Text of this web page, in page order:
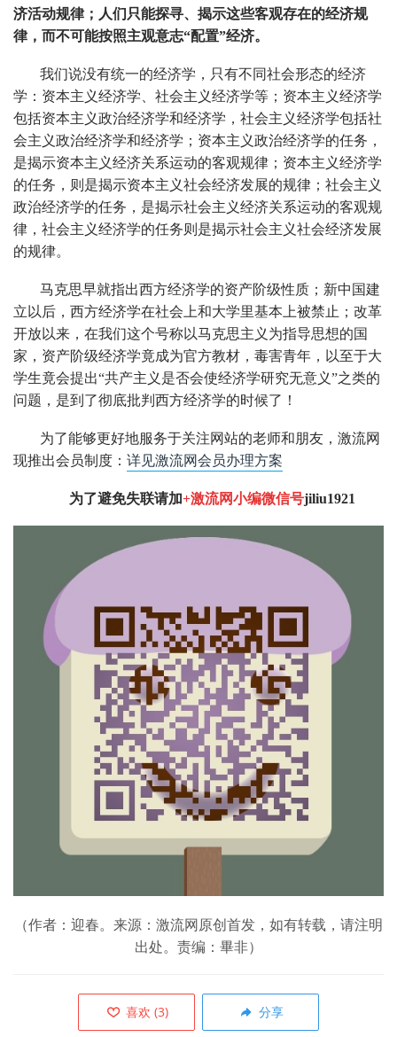
济活动规律；人们只能探寻、揭示这些客观存在的经济规
律，而不可能按照主观意志“配置”经济。
我们说没有统一的经济学，只有不同社会形态的经济
学：资本主义经济学、社会主义经济学等；资本主义经济学
包括资本主义政治经济学和经济学，社会主义经济学包括社
会主义政治经济学和经济学；资本主义政治经济学的任务，
是揭示资本主义经济关系运动的客观规律；资本主义经济学
的任务，则是揭示资本主义社会经济发展的规律；社会主义
政治经济学的任务，是揭示社会主义经济关系运动的客观规
律，社会主义经济学的任务则是揭示社会主义社会经济发展
的规律。
马克思早就指出西方经济学的资产阶级性质；新中国建
立以后，西方经济学在社会上和大学里基本上被禁止；改革
开放以来，在我们这个号称以马克思主义为指导思想的国
家，资产阶级经济学竟成为官方教材，毒害青年，以至于大
学生竟会提出“共产主义是否会使经济学研究无意义”之类的
问题，是到了彻底批判西方经济学的时候了！
为了能够更好地服务于关注网站的老师和朋友，激流网
现推出会员制度： 详见激流网会员办理方案
为了避免失联请加+激流网小编微信号jiliu1921
（作者：迎春。来源：激流网原创首发，如有转载，请注明
出处。责编：畢非）
喜欢 (3) 分享